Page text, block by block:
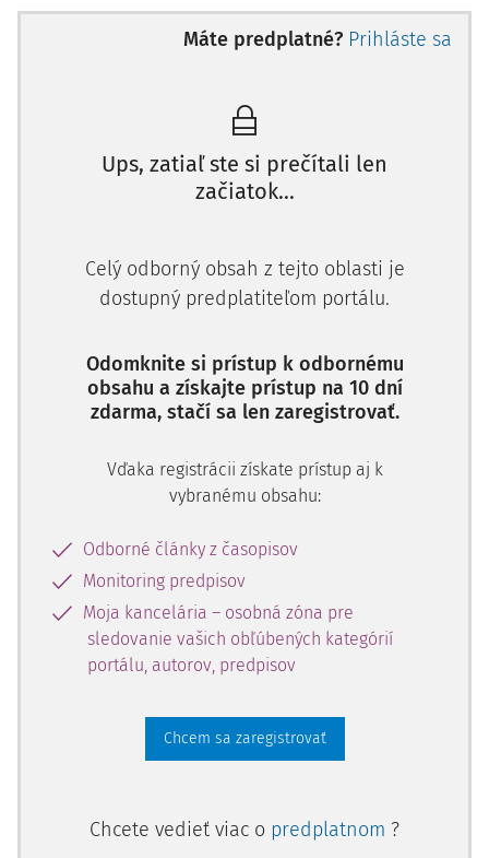
Sťažovateľ tiež namieta porušenie práva na prezumpciu
článku 6 Dohovoru
Rozhodnutie Súdu
K namietanému porušeniučlánku 5 Dohovoru
Máte predplatné? Prihláste sa
Ups, zatiaľ ste si prečítali len
začiatok...
Celý odborný obsah z tejto oblasti je
dostupný predplatiteľom portálu.
Odomknite si prístup k odbornému
obsahu a získajte prístup na 10 dní
zdarma, stačí sa len zaregistrovať.
Vďaka registrácii získate prístup aj k
vybranému obsahu:
Odborné články z časopisov
Monitoring predpisov
Moja kancelária – osobná zóna pre
sledovanie vašich obľúbených kategórií
portálu, autorov, predpisov
Chcem sa zaregistrovať
Chcete vedieť viac o predplatnom ?